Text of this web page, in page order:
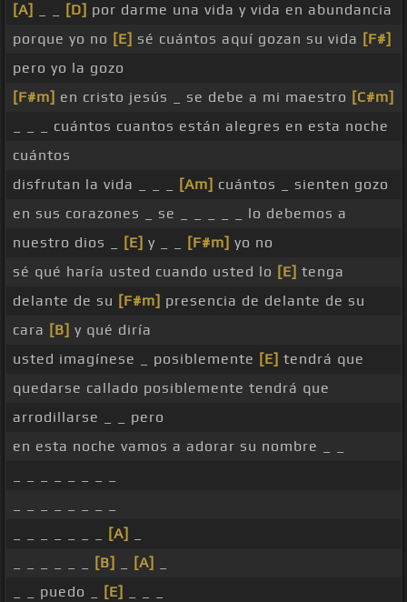
[A]
[D] por darme una vida y vida en abundancia
porque yo no [E] sé cuántos aquí gozan su vida [F#]
pero yo la gozo
[F#m] en cristo jesús _ se debe a mi maestro [C#m]
_ _ _ cuántos cuantos están alegres en esta noche
cuántos
disfrutan la vida _ _ _
[Am] cuántos _ sienten gozo
en sus corazones _ se _ _ _ _ _ lo debemos a
nuestro dios _
[E] y _ _ [F#m] yo no
sé qué haría usted cuando usted lo [E] tenga
delante de su [F#m] presencia de delante de su
cara [B] y qué diría
usted imagínese _ posiblemente [E] tendrá que
quedarse callado posiblemente tendrá que
arrodillarse _ _ pero
en esta noche vamos a adorar su nombre _ _
[A]
[B] [A]
_ _ puedo _
[E]